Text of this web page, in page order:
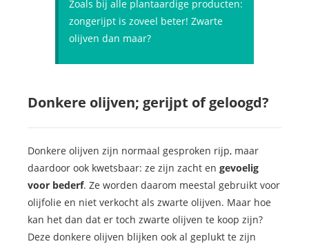
Zoals bij alle plantaardige producten:
zongerijpt is zoveel beter! Zwarte
olijven dan maar?
Donkere olijven; gerijpt of geloogd?
Donkere olijven zijn normaal gesproken rijp, maar
daardoor ook kwetsbaar: ze zijn zacht en gevoelig
voor bederf. Ze worden daarom meestal gebruikt voor
olijfolie en niet verkocht als zwarte olijven. Maar hoe
kan het dan dat er toch zwarte olijven te koop zijn?
Deze donkere olijven blijken ook al geplukt te zijn